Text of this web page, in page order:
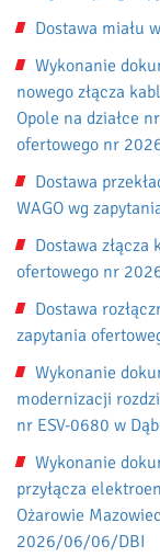
Dostawa miału
Wykonanie
nowego złącza
Opole na działce
ofertowego nr
Dostawa
WAGO wg
Dostawa złącza
ofertowego nr
Dostawa
zapytania
Wykonanie
modernizacji
nr ESV-0680 w
Wykonanie
przyłącza
Ożarowie
2026/06/06/DBI